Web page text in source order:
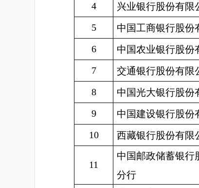
4
兴业银行股份有限
5
中国工商银行股份
6
中国农业银行股份
7
交通银行股份有限
8
中国光大银行股份
9
中国建设银行股份
10
西藏银行股份有限
11
中国邮政储蓄银行
分行